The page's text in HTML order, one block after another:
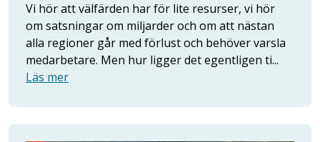
Vi hör att välfärden har för lite resurser, vi hör
om satsningar om miljarder och om att nästan
alla regioner går med förlust och behöver varsla
medarbetare. Men hur ligger det egentligen ti...
Läs mer